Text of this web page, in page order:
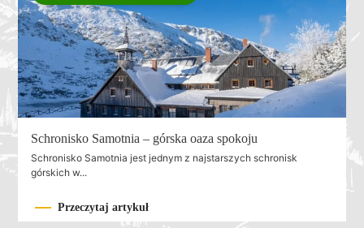
Schronisko Samotnia – górska oaza spokoju
Schronisko Samotnia jest jednym z najstarszych schronisk
górskich w...
Przeczytaj artykuł